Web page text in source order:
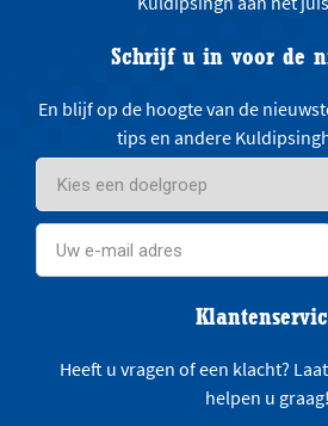
Schrijf u in voor de
En blijf op de hoogte van de
tips en andere
Heeft u vragen of een klacht?
helpen u graag!